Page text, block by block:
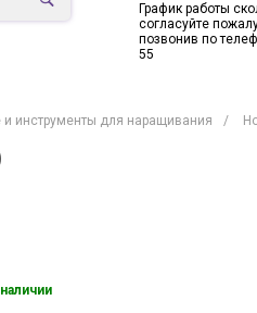
График работы
согласуйте
позвонив по
55
инструменты для наращивания /